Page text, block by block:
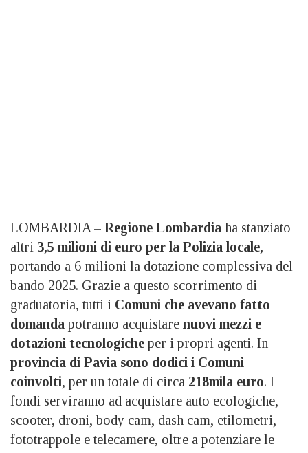
LOMBARDIA – Regione Lombardia ha stanziato
altri 3,5 milioni di euro per la Polizia locale,
portando a 6 milioni la dotazione complessiva del
bando 2025. Grazie a questo scorrimento di
graduatoria, tutti i Comuni che avevano fatto
domanda potranno acquistare nuovi mezzi e
dotazioni tecnologiche per i propri agenti. In
provincia di Pavia sono dodici i Comuni
coinvolti, per un totale di circa 218mila euro. I
fondi serviranno ad acquistare auto ecologiche,
scooter, droni, body cam, dash cam, etilometri,
fototrappole e telecamere, oltre a potenziare le